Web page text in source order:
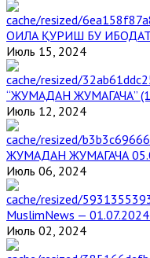
ОИЛА ҚУРИШ БУ
Июль 15, 2024
“ЖУМАДАН ЖУМАГАЧА”
Июль 12, 2024
ЖУМАДАН ЖУМАГАЧА
Июль 06, 2024
MuslimNews — 01.07.2024
Июль 02, 2024